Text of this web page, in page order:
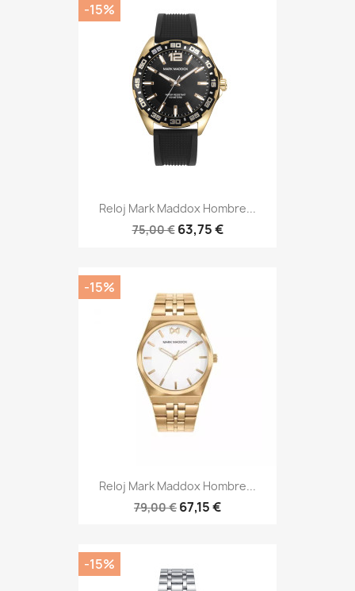
Reloj Mark Maddox Hombre...
75,00 € 63,75 €
-15%
Reloj Mark Maddox Hombre...
79,00 € 67,15 €
-15%
-15%